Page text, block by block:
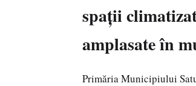
spații
amplasate în
Primăria Municipiului